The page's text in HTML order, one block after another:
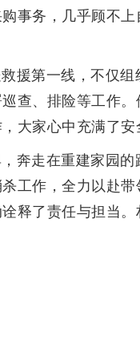
事务，几乎顾不
援第一线，不仅
查、排险等工作
大家心中充满了安
奔走在重建家园
工作，全力以赴
释了责任与担当。